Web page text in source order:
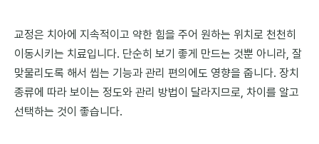
교정은 치아에 지속적이고 약한 힘을 주어 원하는 위치로 천천히
이동시키는 치료입니다. 단순히 보기 좋게 만드는 것뿐 아니라, 잘
맞물리도록 해서 씹는 기능과 관리 편의에도 영향을 줍니다. 장치
종류에 따라 보이는 정도와 관리 방법이 달라지므로, 차이를 알고
선택하는 것이 좋습니다.